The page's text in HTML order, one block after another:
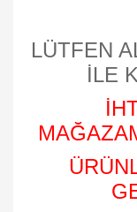
LÜTFEN
İLE